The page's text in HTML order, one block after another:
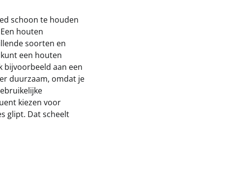
schoon te houden
houten
soorten en
een houten
bijvoorbeeld aan een
duurzaam, omdat je
kiezen voor
glipt. Dat scheelt